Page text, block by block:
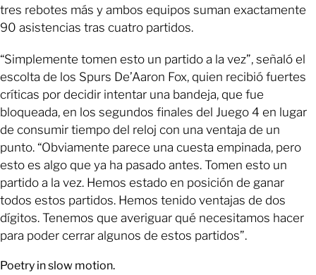
tres rebotes más y ambos equipos suman exactamente
90 asistencias tras cuatro partidos.
“Simplemente tomen esto un partido a la vez”, señaló el
escolta de los Spurs De’Aaron Fox, quien recibió fuertes
críticas por decidir intentar una bandeja, que fue
bloqueada, en los segundos finales del Juego 4 en lugar
de consumir tiempo del reloj con una ventaja de un
punto. “Obviamente parece una cuesta empinada, pero
esto es algo que ya ha pasado antes. Tomen esto un
partido a la vez. Hemos estado en posición de ganar
todos estos partidos. Hemos tenido ventajas de dos
dígitos. Tenemos que averiguar qué necesitamos hacer
para poder cerrar algunos de estos partidos”.
Poetry in slow motion.